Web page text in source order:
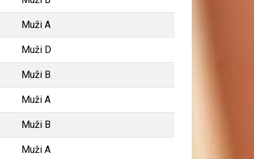
Muži A
Muži D
Muži B
Muži A
Muži B
Muži A